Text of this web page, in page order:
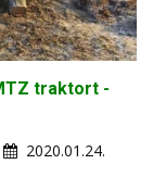
traktort -
2020.01.24.